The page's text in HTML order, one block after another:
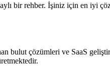
bir rehber. İşiniz için en iyi
bulut çözümleri ve SaaS